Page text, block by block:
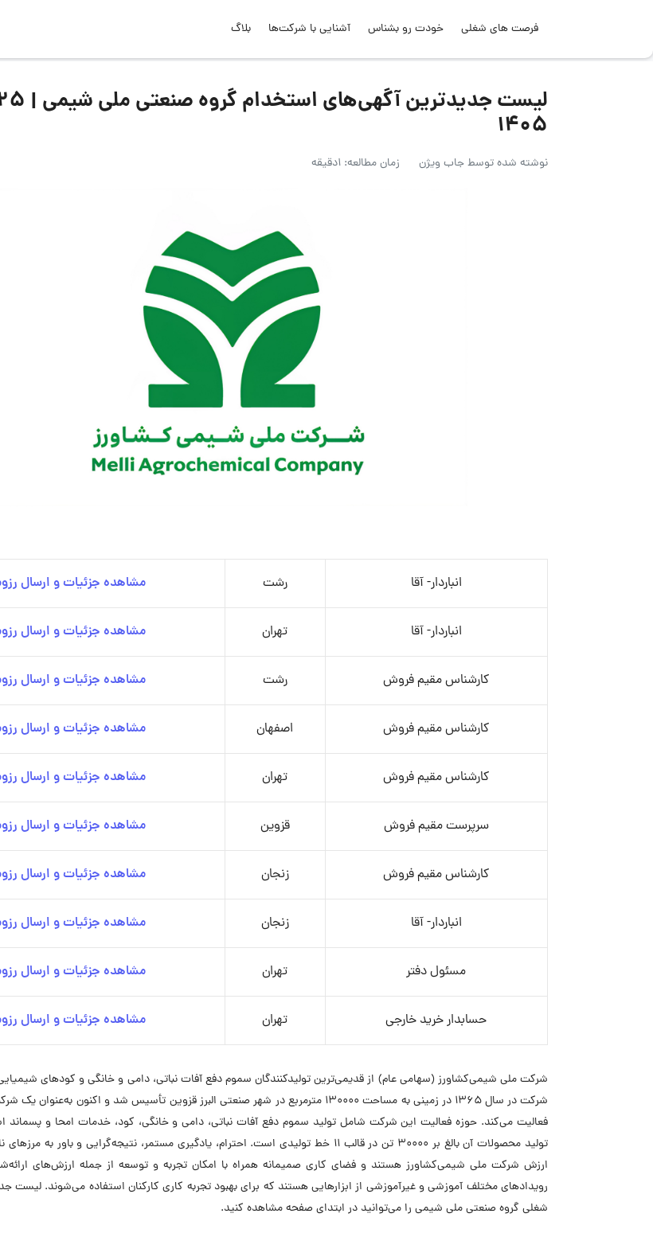
فرصت های شغلی خودت رو بشناس آشنایی با شرکت‌ها بلاگ
۱۴۰۵
نوشته شده توسطجاب ویژن زمان مطالعه: 1دقیقه
انباردار- آقا رشت مشاهده جزئیات و ارسال
انباردار- آقا تهران مشاهده جزئیات و ارسال
کارشناس مقیم فروش رشت مشاهده جزئیات و ارسال
کارشناس مقیم فروش اصفهان مشاهده جزئیات و ارسال
کارشناس مقیم فروش تهران مشاهده جزئیات و ارسال
سرپرست مقیم فروش قزوین مشاهده جزئیات و ارسال
کارشناس مقیم فروش زنجان مشاهده جزئیات و ارسال
انباردار- آقا زنجان مشاهده جزئیات و ارسال
مسئول دفتر تهران مشاهده جزئیات و ارسال
حسابدار خرید خارجی تهران مشاهده جزئیات و ارسال
شرکت ملی شیمی‌کشاورز (سهامی عام) از قدیمی‌ترین تولیدکنندگان سموم دفع آفات نباتی، دامی و خانگی و کودهای
شرکت در سال ۱۳۶۵ در زمینی به مساحت ۱۳۰۰۰۰ مترمربع در شهر صنعتی البرز قزوین تأسیس شد و اکنون
فعالیت می‌کند. حوزه فعالیت این شرکت شامل تولید سموم دفع آفات نباتی، دامی و خانگی، کود، خدمات امحا و پسماند
تولید محصولات آن بالغ بر ۳۰۰۰۰ تن در قالب ۱۱ خط تولیدی است. احترام، یادگیری مستمر، نتیجه‌گرایی و باور
ارزش شرکت ملی شیمی‌کشاورز هستند و فضای کاری صمیمانه همراه با امکان تجربه و توسعه از جمله ارزش‌های
رویدادهای مختلف آموزشی و غیرآموزشی از ابزارهایی هستند که برای بهبود تجربه کاری کارکنان استفاده می‌شوند. لیست
شغلی گروه صنعتی ملی شیمی را می‌توانید در ابتدای صفحه مشاهده کنید.